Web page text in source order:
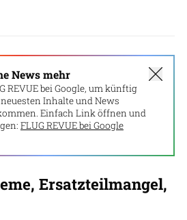
News mehr
REVUE bei Google, um künftig
Inhalte und News
Einfach Link öffnen und
FLUG REVUE bei Google
Ersatzteilmangel,